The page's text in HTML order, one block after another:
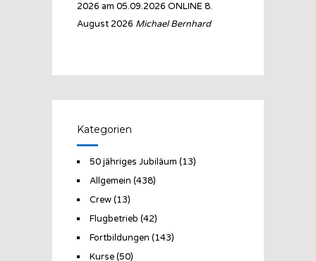
2026 am 05.09.2026 ONLINE 8.
August 2026 Michael Bernhard
Kategorien
50 jähriges Jubiläum (13)
Allgemein (438)
Crew(13)
Flugbetrieb (42)
Fortbildungen (143)
Kurse(50)